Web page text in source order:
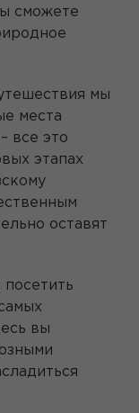
сможете
мы
места
все это
этапах
оставят
вы